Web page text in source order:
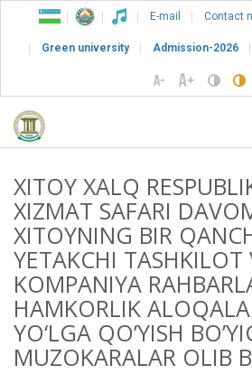
E-mail Contact
Green university Admission-2026
XITOY XALQ
XIZMAT SAFARI
XITOYNING BIR
YETAKCHI TASHKILOT
KOMPANIYA
HAMKORLIK
YO‘LGA QO’YISH
MUZOKARALAR OLIB